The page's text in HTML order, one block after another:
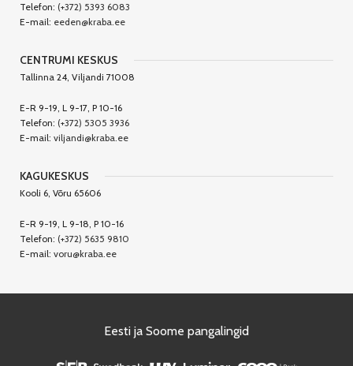
Telefon: (+372) 5393 6083
E-mail: eeden@kraba.ee
CENTRUMI KESKUS
Tallinna 24, Viljandi 71008
E-R 9-19, L 9-17, P 10-16
Telefon: (+372) 5305 3936
E-mail: viljandi@kraba.ee
KAGUKESKUS
Kooli 6, Võru 65606
E-R 9-19, L 9-18, P 10-16
Telefon: (+372) 5635 9810
E-mail: voru@kraba.ee
Eesti ja Soome pangalingid